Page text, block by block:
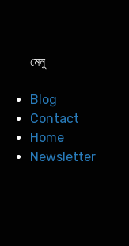
মেনু
Blog
Contact
Home
Newsletter